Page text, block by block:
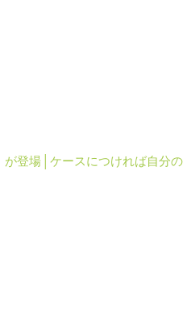
が登場│ケースにつければ自分の